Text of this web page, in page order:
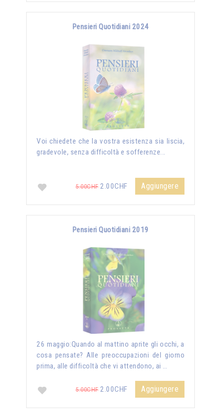
Pensieri Quotidiani 2024
Voi chiedete che la vostra esistenza sia liscia,
gradevole, senza difficoltà e sofferenze...
5.00CHF2.00CHF Aggiungere
Pensieri Quotidiani 2019
26 maggio:Quando al mattino aprite gli occhi, a
cosa pensate? Alle preoccupazioni del giorno
prima, alle difficoltà che vi attendono, ai …
5.00CHF2.00CHF Aggiungere